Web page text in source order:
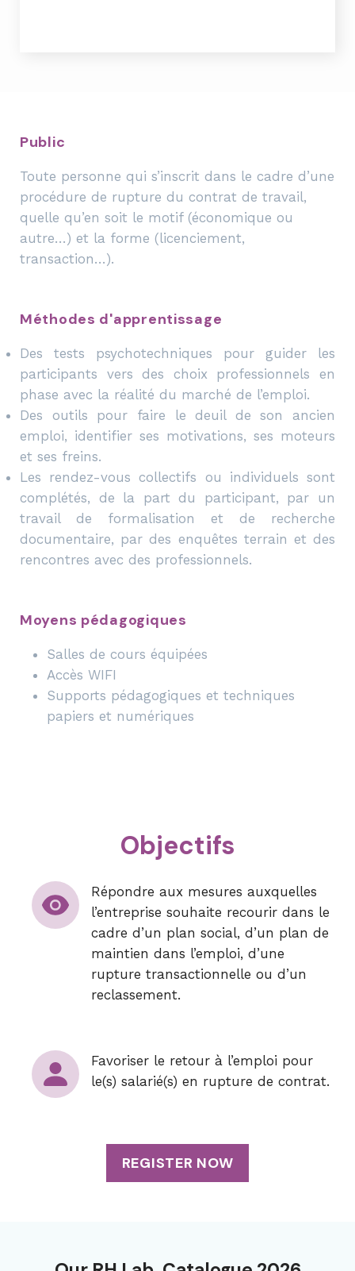
Public
Toute personne qui s’inscrit dans le cadre d’une
procédure de rupture du contrat de travail,
quelle qu’en soit le motif (économique ou
autre…) et la forme (licenciement,
transaction…).
Méthodes d'apprentissage
Des tests psychotechniques pour guider les
participants vers des choix professionnels en
phase avec la réalité du marché de l’emploi.
Des outils pour faire le deuil de son ancien
emploi, identifier ses motivations, ses moteurs
et ses freins.
Les rendez-vous collectifs ou individuels sont
complétés, de la part du participant, par un
travail de formalisation et de recherche
documentaire, par des enquêtes terrain et des
rencontres avec des professionnels.
Moyens pédagogiques
Salles de cours équipées
Accès WIFI
Supports pédagogiques et techniques
papiers et numériques
Objectifs
Répondre aux mesures auxquelles
l’entreprise souhaite recourir dans le
cadre d’un plan social, d’un plan de
maintien dans l’emploi, d’une
rupture transactionnelle ou d’un
reclassement.
Favoriser le retour à l’emploi pour
le(s) salarié(s) en rupture de contrat.
REGISTER NOW